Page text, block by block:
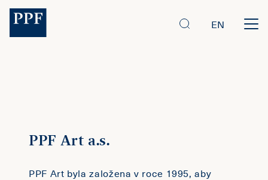
EN
PPF Art a.s.
PPF Art byla založena v roce 1995, aby